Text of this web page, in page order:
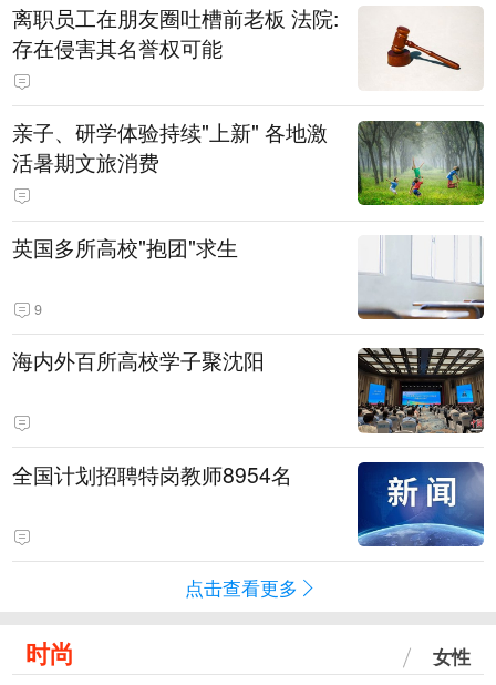
离职员工在朋友圈吐槽前老板 法院:
存在侵害其名誉权可能
亲子、研学体验持续"上新" 各地激
活暑期文旅消费
英国多所高校"抱团"求生
9
海内外百所高校学子聚沈阳
全国计划招聘特岗教师8954名
点击查看更多
时尚 女性